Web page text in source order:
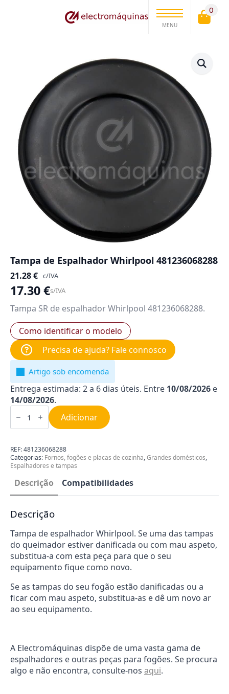
MENU
0
Tampa de Espalhador Whirlpool 481236068288
21.28€ c/IVA
17.30€s/IVA
Tampa SR de espalhador Whirlpool 481236068288.
Como identificar o modelo
Precisa de ajuda? Fale connosco
Artigo sob encomenda
Entrega estimada: 2 a 6 dias úteis. Entre 10/08/2026 e
14/08/2026.
Quantidade
de
de
Whirlpool
481236068288
Adicionar
REF:481236068288
Categorias: Fornos, fogões e placas de cozinha,Grandes domésticos,
Espalhadores e tampas
Descrição Compatibilidades
Descrição
Tampa de espalhador Whirlpool. Se uma das tampas
do queimador estiver danificada ou com mau aspeto,
substitua-a com esta peça para que o seu
equipamento fique como novo.
Se as tampas do seu fogão estão danificadas ou a
ficar com mau aspeto, substitua-as e dê um novo ar
ao seu equipamento.
A Electromáquinas dispõe de uma vasta gama de
espalhadores e outras peças para fogões. Se procura
algo e não encontra, consulte-nos aqui.